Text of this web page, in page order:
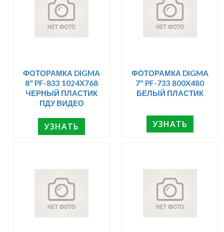
ФОТОРАМКА DIGMA
8" PF-833 1024X768
ЧЕРНЫЙ ПЛАСТИК
ПДУ ВИДЕО
УЗНАТЬ
ФОТОРАМКА DIGMA
7" PF-733 800X480
БЕЛЫЙ ПЛАСТИК
УЗНАТЬ